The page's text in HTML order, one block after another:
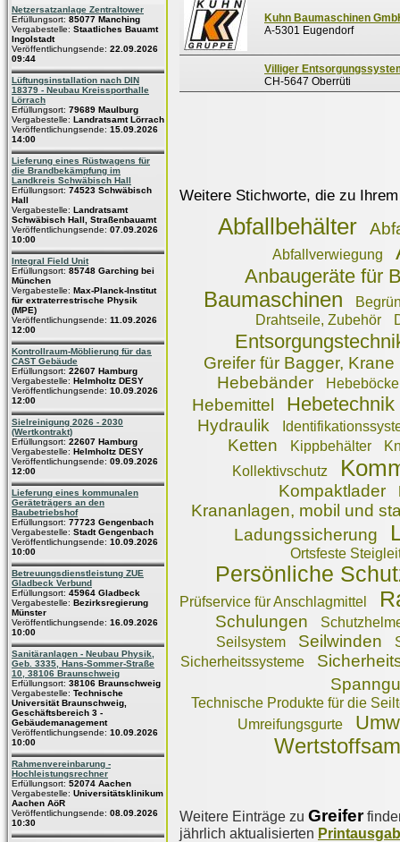
Netzersatzanlage Zentraltower
Erfüllungsort: 85077 Manching
Vergabestelle: Staatliches Bauamt
Ingolstadt
Veröffentlichungsende: 22.09.2026
09:44
Lüftungsinstallation nach DIN
18379 - Neubau Kreissporthalle
Lörrach
Erfüllungsort: 79689 Maulburg
Vergabestelle: Landratsamt Lörrach
Veröffentlichungsende: 15.09.2026
14:00
Lieferung eines Rüstwagens für
die Brandbekämpfung im
Landkreis Schwäbisch Hall
Erfüllungsort: 74523 Schwäbisch
Hall
Vergabestelle: Landratsamt
Schwäbisch Hall, Straßenbauamt
Veröffentlichungsende: 07.09.2026
10:00
Integral Field Unit
Erfüllungsort: 85748 Garching bei
München
Vergabestelle: Max-Planck-Institut
für extraterrestrische Physik
(MPE)
Veröffentlichungsende: 11.09.2026
12:00
Kontrollraum-Möblierung für das
CAST Gebäude
Erfüllungsort: 22607 Hamburg
Vergabestelle: Helmholtz DESY
Veröffentlichungsende: 10.09.2026
12:00
Sielreinigung 2026 - 2030
(Wertkontrakt)
Erfüllungsort: 22607 Hamburg
Vergabestelle: Helmholtz DESY
Veröffentlichungsende: 09.09.2026
12:00
Lieferung eines kommunalen
Geräteträgers an den
Baubetriebshof
Erfüllungsort: 77723 Gengenbach
Vergabestelle: Stadt Gengenbach
Veröffentlichungsende: 10.09.2026
10:00
Betreuungsdienstleistung ZUE
Gladbeck Verbund
Erfüllungsort: 45964 Gladbeck
Vergabestelle: Bezirksregierung
Münster
Veröffentlichungsende: 16.09.2026
10:00
Sanitäranlagen - Neubau Physik,
Geb. 3335, Hans-Sommer-Straße
10, 38106 Braunschweig
Erfüllungsort: 38106 Braunschweig
Vergabestelle: Technische
Universität Braunschweig,
Geschäftsbereich 3 -
Gebäudemanagement
Veröffentlichungsende: 10.09.2026
10:00
Rahmenvereinbarung -
Hochleistungsrechner
Erfüllungsort: 52074 Aachen
Vergabestelle: Universitätsklinikum
Aachen AöR
Veröffentlichungsende: 08.09.2026
10:30
Kuhn Baumaschinen
A-5301 Eugendorf
Villiger
CH-5647 Oberrüti
Weitere Stichworte, die zu
Abfallbehälter
Abfallverwiegung
Anbaugeräte für
Baumaschinen
Drahtseile, Zubehör
Greifer für Bagger, Krane
Hebebänder
Hebeböcke
Hebemittel Hebetechnik
Hydraulik
Ketten Kippbehälter
Kollektivschutz
Kompaktlader
Krananlagen, mobil und
Ladungssicherung
Ortsfeste
Persönliche
Prüfservice für Anschlagmittel
Schulungen
Seilsystem
Seilwinden
Sicherheitssysteme
Technische Produkte für die
Umreifungsgurte
Weitere Einträge zu Greifer
jährlich aktualisierten